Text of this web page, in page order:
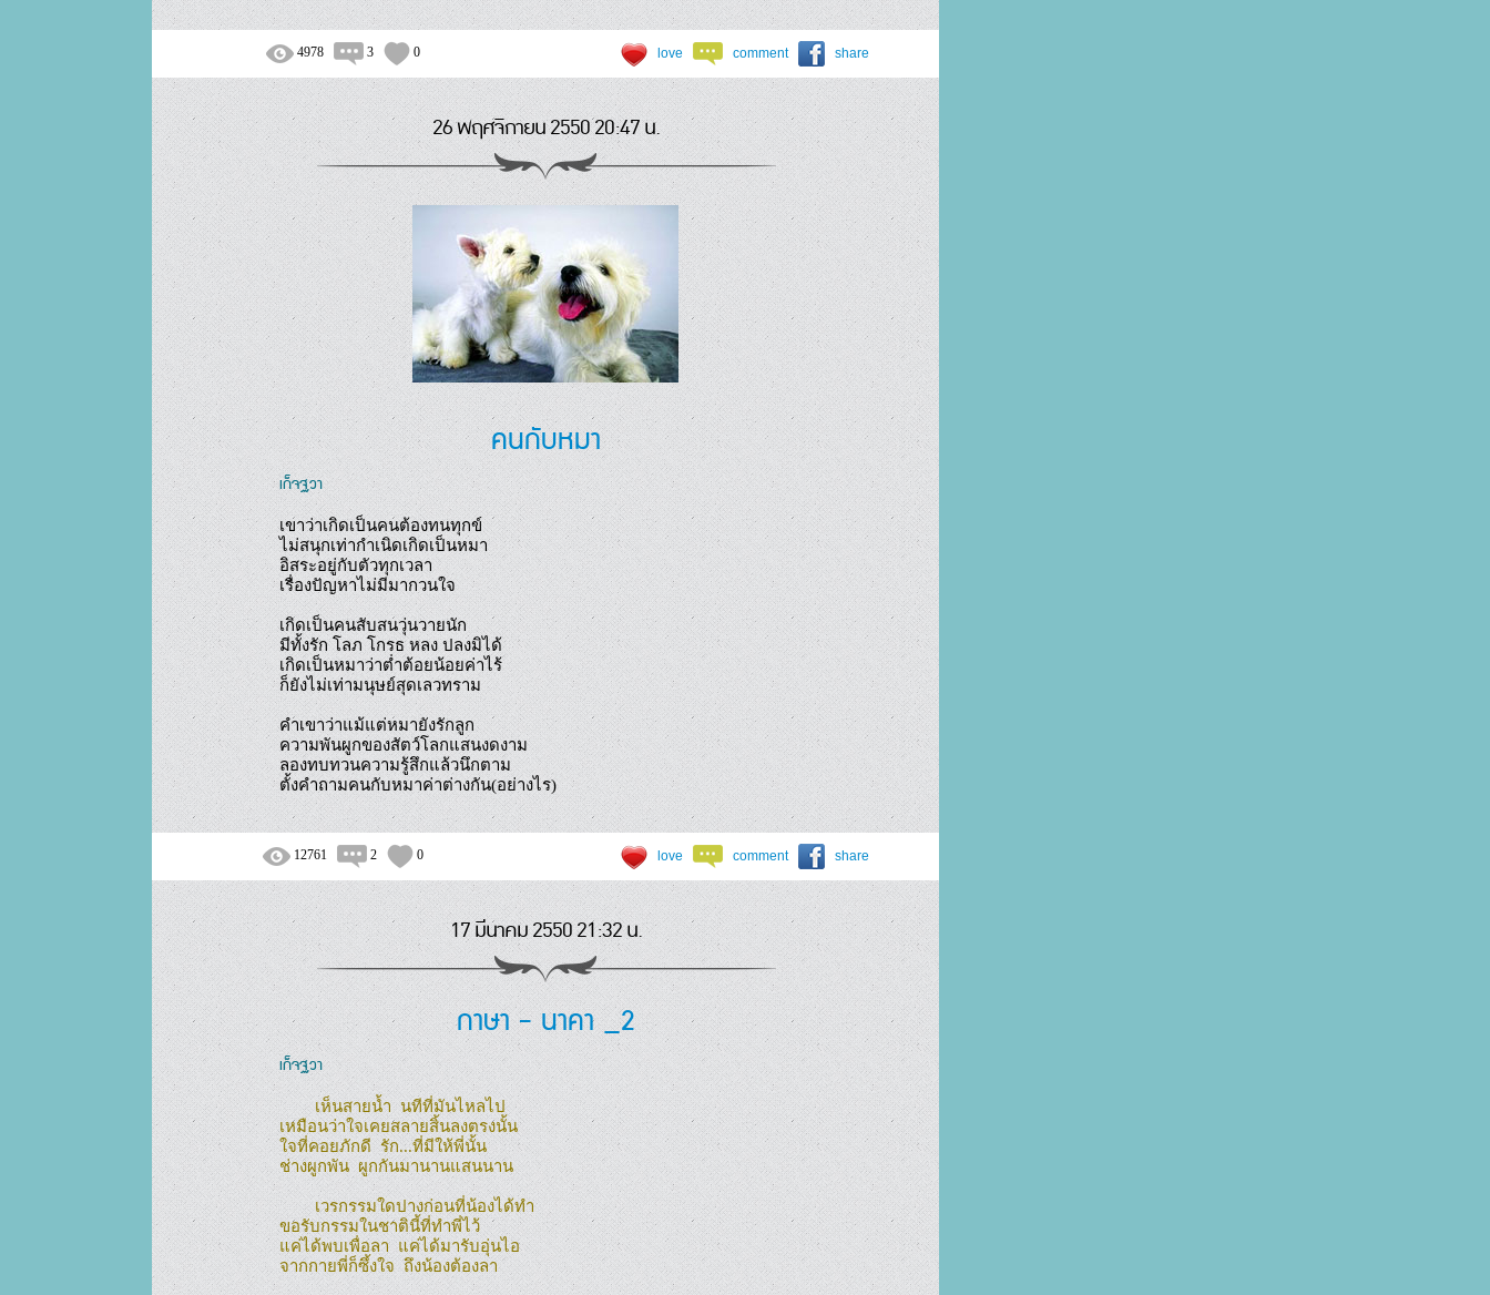
4978 3 0 love comment share
26 พฤศจิกายน 2550 20:47 น.
คนกับหมา
เก็จฐวา
เขาว่าเกิดเป็นคนต้องทนทุกข์
ไม่สนุกเท่ากำเนิดเกิดเป็นหมา
อิสระอยู่กับตัวทุกเวลา
เรื่องปัญหาไม่มีมากวนใจ
เกิดเป็นคนสับสนวุ่นวายนัก
มีทั้งรัก โลภ โกรธ หลง ปลงมิได้
เกิดเป็นหมาว่าต่ำต้อยน้อยค่าไร้
ก็ยังไม่เท่ามนุษย์สุดเลวทราม
คำเขาว่าแม้แต่หมายังรักลูก
ความพันผูกของสัตว์โลกแสนงดงาม
ลองทบทวนความรู้สึกแล้วนึกตาม
ตั้งคำถามคนกับหมาค่าต่างกัน(อย่างไร)
12761 2 0 love comment share
17 มีนาคม 2550 21:32 น.
กาษา - นาคา _2
เก็จฐวา
        เห็นสายน้ำ  นทีที่มันไหลไป
เหมือนว่าใจเคยสลายสิ้นลงตรงนั้น
ใจที่คอยภักดี  รัก...ที่มีให้พี่นั้น
ช่างผูกพัน  ผูกกันมานานแสนนาน
        เวรกรรมใดปางก่อนที่น้องได้ทำ
ขอรับกรรมในชาตินี้ที่ทำพี่ไว้
แค่ได้พบเพื่อลา  แค่ได้มารับอุ่นไอ
จากกายพี่ก็ซึ้งใจ  ถึงน้องต้องลา